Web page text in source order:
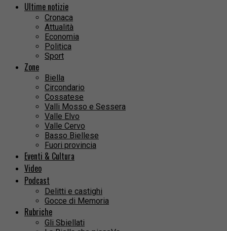
Ultime notizie
Cronaca
Attualità
Economia
Politica
Sport
Zone
Biella
Circondario
Cossatese
Valli Mosso e Sessera
Valle Elvo
Valle Cervo
Basso Biellese
Fuori provincia
Eventi & Cultura
Video
Podcast
Delitti e castighi
Gocce di Memoria
Rubriche
Gli Sbiellati